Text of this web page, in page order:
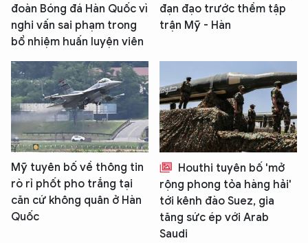
đoàn Bóng đá Hàn Quốc vì
nghi vấn sai phạm trong
bổ nhiệm huấn luyện viên
đạn đạo trước thềm tập
trận Mỹ - Hàn
Mỹ tuyên bố về thông tin
rò rỉ phốt pho trắng tại
căn cứ không quân ở Hàn
Quốc
Houthi tuyên bố 'mở
rộng phong tỏa hàng hải'
tới kênh đào Suez, gia
tăng sức ép với Arab
Saudi